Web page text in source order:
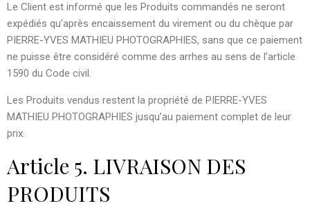
Le Client est informé que les Produits commandés ne seront
expédiés qu’après encaissement du virement ou du chèque par
PIERRE-YVES MATHIEU PHOTOGRAPHIES, sans que ce paiement
ne puisse être considéré comme des arrhes au sens de l’article
1590 du Code civil.
Les Produits vendus restent la propriété de PIERRE-YVES
MATHIEU PHOTOGRAPHIES jusqu’au paiement complet de leur
prix.
Article 5. LIVRAISON DES
PRODUITS